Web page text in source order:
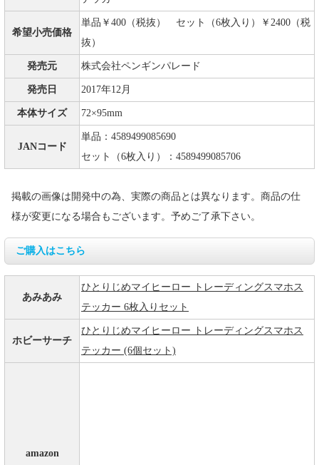
希望小売価格
単品￥400（税抜） セット（6枚入り）￥2400（税
抜）
発売元 株式会社ペンギンパレード
発売日 2017年12月
本体サイズ 72×95mm
JANコード
単品：4589499085690
セット（6枚入り）：4589499085706
掲載の画像は開発中の為、実際の商品とは異なります。商品の仕
様が変更になる場合もございます。予めご了承下さい。
ご購入はこちら
あみあみ
ひとりじめマイヒーロー トレーディングスマホス
テッカー 6枚入りセット
ホビーサーチ
ひとりじめマイヒーロー トレーディングスマホス
テッカー (6個セット)
amazon